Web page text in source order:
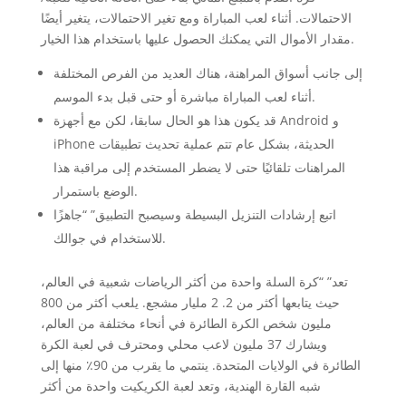
الاحتمالات. أثناء لعب المباراة ومع تغير الاحتمالات، يتغير أيضًا
مقدار الأموال التي يمكنك الحصول عليها باستخدام هذا الخيار.
إلى جانب أسواق المراهنة، هناك العديد من الفرص المختلفة
أثناء لعب المباراة مباشرة أو حتى قبل بدء الموسم.
قد يكون هذا هو الحال سابقا، لكن مع أجهزة Android و
iPhone الحديثة، بشكل عام تتم عملية تحديث تطبيقات
المراهنات تلقائيًا حتى لا يضطر المستخدم إلى مراقبة هذا
الوضع باستمرار.
اتبع إرشادات التنزيل البسيطة وسيصبح التطبيق” “جاهزًا
للاستخدام في جوالك.
تعد” “كرة السلة واحدة من أكثر الرياضات شعبية في العالم،
حيث يتابعها أكثر من 2. 2 مليار مشجع. يلعب أكثر من 800
مليون شخص الكرة الطائرة في أنحاء مختلفة من العالم،
ويشارك 37 مليون لاعب محلي ومحترف في لعبة الكرة
الطائرة في الولايات المتحدة. ينتمي ما يقرب من 90٪ منها إلى
شبه القارة الهندية، وتعد لعبة الكريكيت واحدة من أكثر